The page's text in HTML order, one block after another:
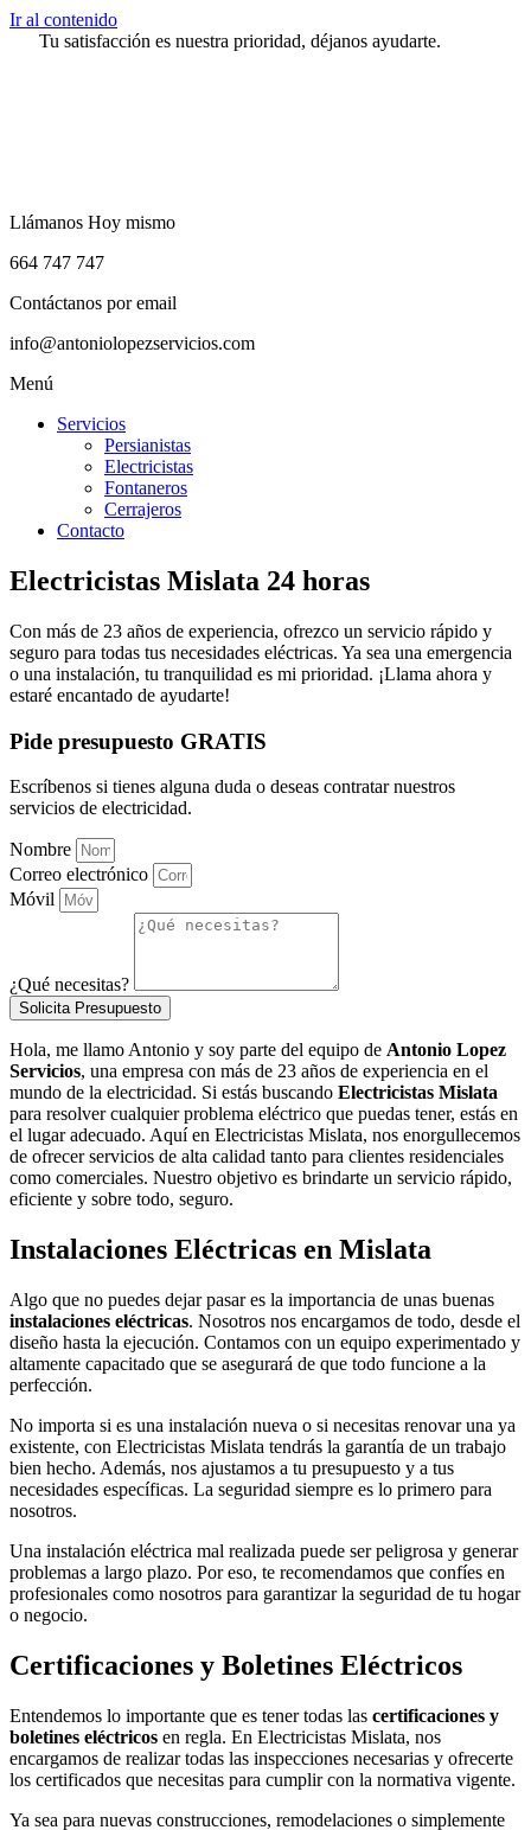
Ir al contenido
Tu satisfacción es nuestra prioridad, déjanos ayudarte.
Llámanos Hoy mismo
664 747 747
Contáctanos por email
info@antoniolopezservicios.com
Menú
Servicios
Persianistas
Electricistas
Fontaneros
Cerrajeros
Contacto
Electricistas Mislata 24 horas
Con más de 23 años de experiencia, ofrezco un servicio rápido y
seguro para todas tus necesidades eléctricas. Ya sea una emergencia
o una instalación, tu tranquilidad es mi prioridad. ¡Llama ahora y
estaré encantado de ayudarte!
Pide presupuesto GRATIS
Escríbenos si tienes alguna duda o deseas contratar nuestros
servicios de electricidad.
Nombre
Correo electrónico
Móvil
¿Qué necesitas?
Solicita Presupuesto
Hola, me llamo Antonio y soy parte del equipo de Antonio Lopez
Servicios, una empresa con más de 23 años de experiencia en el
mundo de la electricidad. Si estás buscando Electricistas Mislata
para resolver cualquier problema eléctrico que puedas tener, estás en
el lugar adecuado. Aquí en Electricistas Mislata, nos enorgullecemos
de ofrecer servicios de alta calidad tanto para clientes residenciales
como comerciales. Nuestro objetivo es brindarte un servicio rápido,
eficiente y sobre todo, seguro.
Instalaciones Eléctricas en Mislata
Algo que no puedes dejar pasar es la importancia de unas buenas
instalaciones eléctricas. Nosotros nos encargamos de todo, desde el
diseño hasta la ejecución. Contamos con un equipo experimentado y
altamente capacitado que se asegurará de que todo funcione a la
perfección.
No importa si es una instalación nueva o si necesitas renovar una ya
existente, con Electricistas Mislata tendrás la garantía de un trabajo
bien hecho. Además, nos ajustamos a tu presupuesto y a tus
necesidades específicas. La seguridad siempre es lo primero para
nosotros.
Una instalación eléctrica mal realizada puede ser peligrosa y generar
problemas a largo plazo. Por eso, te recomendamos que confíes en
profesionales como nosotros para garantizar la seguridad de tu hogar
o negocio.
Certificaciones y Boletines Eléctricos
Entendemos lo importante que es tener todas las certificaciones y
boletines eléctricos en regla. En Electricistas Mislata, nos
encargamos de realizar todas las inspecciones necesarias y ofrecerte
los certificados que necesitas para cumplir con la normativa vigente.
Ya sea para nuevas construcciones, remodelaciones o simplemente